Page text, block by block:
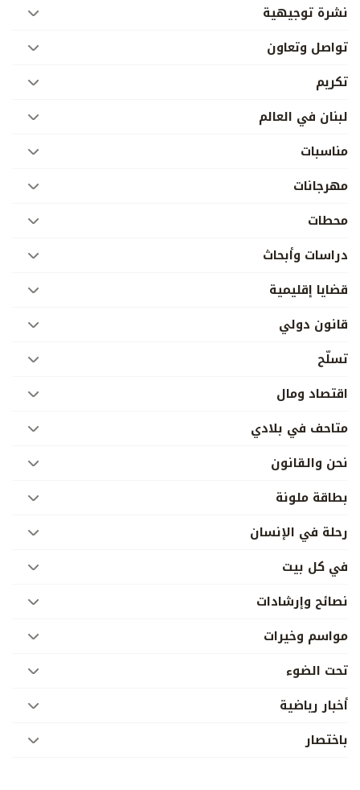
نشرة توجيهية
تواصل وتعاون
تكريم
لبنان في العالم
مناسبات
مهرجانات
محطات
دراسات وأبحاث
قضايا إقليمية
قانون دولي
تسلّح
اقتصاد ومال
متاحف في بلادي
نحن والقانون
بطاقة ملونة
رحلة في الإنسان
في كل بيت
نصائح وإرشادات
مواسم وخيرات
تحت الضوء
أخبار رياضية
باختصار